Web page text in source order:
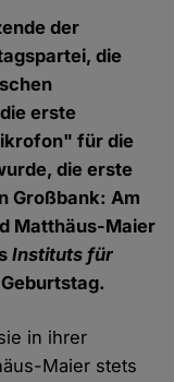
der
die
erste
für die
die erste
Großbank: Am
Matthäus-Maier
Instituts für
in ihrer
Maier stets